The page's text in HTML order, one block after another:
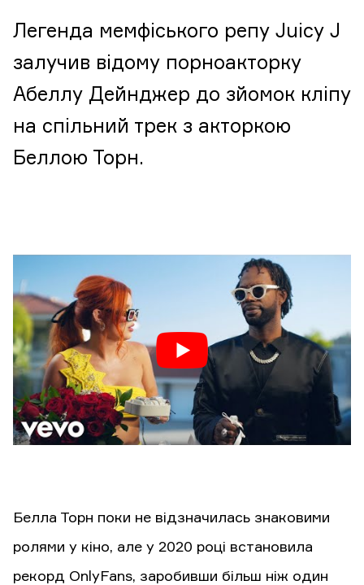
Легенда мемфіського репу Juicy J
залучив відому порноакторку
Абеллу Дейнджер до зйомок кліпу
на спільний трек з акторкою
Беллою Торн.
Белла Торн поки не відзначилась знаковими
ролями у кіно, але у 2020 році встановила
рекорд OnlyFans, заробивши більш ніж один